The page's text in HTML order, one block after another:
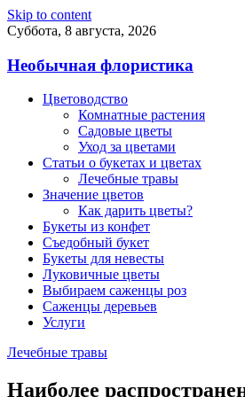
Skip to content
Суббота, 8 августа, 2026
Необычная флористика
Цветоводство
Комнатные растения
Садовые цветы
Уход за цветами
Статьи о букетах и цветах
Лечебные травы
Значение цветов
Как дарить цветы?
Букеты из конфет
Съедобный букет
Букеты для невесты
Луковичные цветы
Выбираем саженцы роз
Саженцы деревьев
Услуги
Лечебные травы
Наиболее